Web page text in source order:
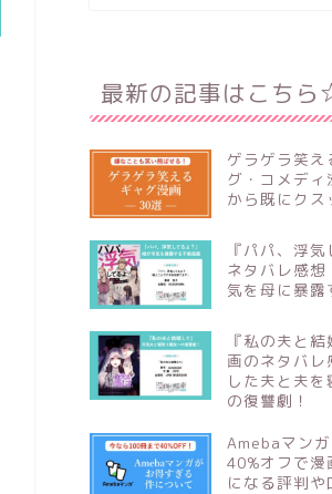
最新の記事はこち
ゲラゲラ笑え
グ・コメディ
から既にク
『パパ、浮
ネタバレ感想
気を母に暴露
『私の夫と
画のネタバレ
した夫と夫
の復讐劇！
Amebaマン
40%オフで漫
になる評判や